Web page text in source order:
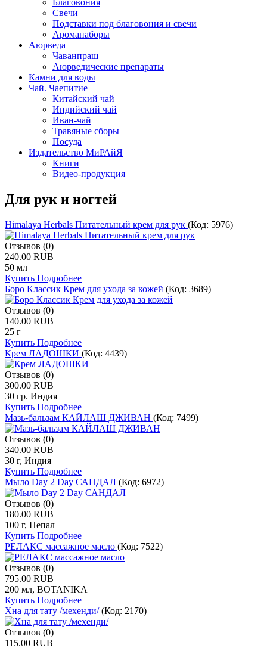
Благовония
Свечи
Подставки под благовония и свечи
Ароманаборы
Аюрведа
Чаванпраш
Аюрведические препараты
Камни для воды
Чай. Чаепитие
Китайский чай
Индийский чай
Иван-чай
Травяные сборы
Посуда
Издательство МиРАйЯ
Книги
Видео-продукция
Для рук и ногтей
Himalaya Herbals Питательный крем для рук (Код: 5976)
Отзывов (0)
240.00 RUB
50 мл
Купить Подробнее
Боро Классик Крем для ухода за кожей (Код: 3689)
Отзывов (0)
140.00 RUB
25 г
Купить Подробнее
Крем ЛАДОШКИ (Код: 4439)
Отзывов (0)
300.00 RUB
30 гр. Индия
Купить Подробнее
Мазь-бальзам КАЙЛАШ ДЖИВАН (Код: 7499)
Отзывов (0)
340.00 RUB
30 г, Индия
Купить Подробнее
Мыло Day 2 Day САНДАЛ (Код: 6972)
Отзывов (0)
180.00 RUB
100 г, Непал
Купить Подробнее
РЕЛАКС массажное масло (Код: 7522)
Отзывов (0)
795.00 RUB
200 мл, BOTANIKA
Купить Подробнее
Хна для тату /мехенди/(Код: 2170)
Отзывов (0)
115.00 RUB